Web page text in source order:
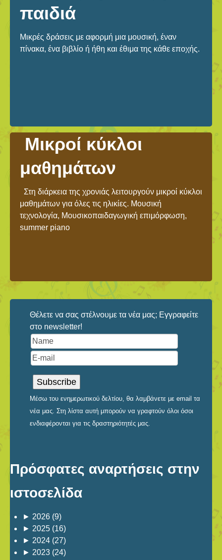
παιδιά
Μικρές δράσεις με αφορμή μια μουσική, έναν
πίνακα, ένα βιβλίο ή ήθη και έθιμα της κάθε εποχής.
Μικροί κύκλοι
μαθημάτων
Στη διάρκεια της χρονιάς λειτουργούν μικροί κύκλοι
μαθημάτων για όλες τις ηλικίες. Μουσική
τεχνολογία, Μουσικοπαιδαγωγική επιμόρφωση,
summer piano
Θέλετε να σας στέλνουμε τα νέα μας; Εγγραφείτε
στο newsletter!
Μέσω του ενημερωτικού δελτίου, θα λαμβάνετε με email τα
νέα μας. Στη λίστα αυτή μπορούν να γραφτούν όλοι όσοι
ενδιαφέρονται για τις δραστηριότητές μας.
Πρόσφατες αναρτήσεις στην
ιστοσελίδα
► 2026 (9)
► 2025 (16)
► 2024 (27)
► 2023 (24)